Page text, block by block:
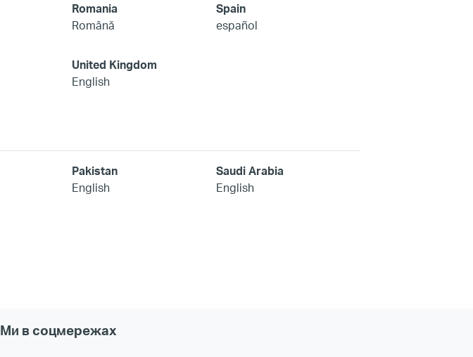
Romania
Română
Spain
español
United Kingdom
English
Pakistan
English
Saudi Arabia
English
Ми в соцмережах